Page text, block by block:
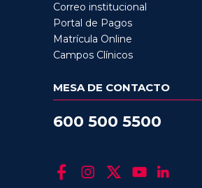
Correo institucional
Portal de Pagos
Matrícula Online
Campos Clínicos
MESA DE CONTACTO
600 500 5500